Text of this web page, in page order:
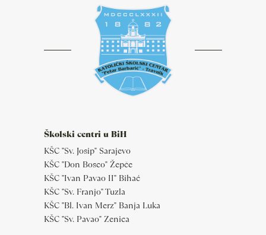
Školski centri u BiH
KŠC "Sv. Josip" Sarajevo
KŠC "Don Bosco" Žepče
KŠC "Ivan Pavao II" Bihać
KŠC "Sv. Franjo" Tuzla
KŠC "Bl. Ivan Merz" Banja Luka
KŠC "Sv. Pavao" Zenica